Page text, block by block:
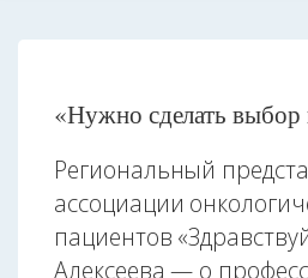
«Нужно сделать выбор
Региональный
ассоциации
пациентов
Алексеева — о